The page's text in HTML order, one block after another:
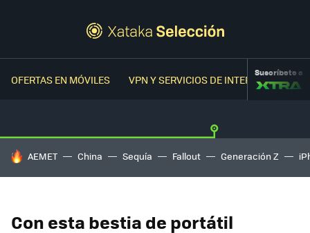
OFERTAS EN MÓVILES VPN Y SERVICIOS DE INTERNETSuscríbete a
HOY SE HABLA DE
AEMET China Sequía Fallout Generación Z
Con esta bestia de portátil